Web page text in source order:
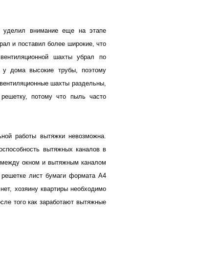
уделил внимание еще на этапе
и поставил более широкие, что
шахты убрал по
дома высокие трубы, поэтому
шахты раздельны,
потому что пыль часто
работы вытяжки невозможна.
вытяжных каналов в
окном и вытяжным каналом
лист бумаги формата А4
хозяину квартиры необходимо
того как заработают вытяжные